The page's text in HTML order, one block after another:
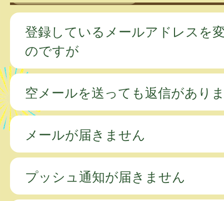
登録しているメールアドレスを
のですが
空メールを送っても返信があり
メールが届きません
プッシュ通知が届きません